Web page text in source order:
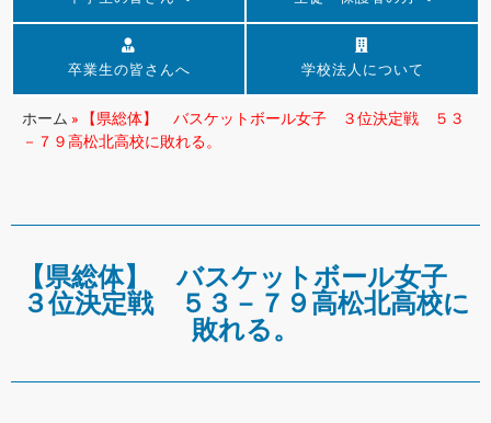
卒業生の皆さんへ 学校法人について
ホーム »
【県総体】 バスケットボール女子 ３位決定戦 ５３
－７９高松北高校に敗れる。
【県総体】 バスケットボール女子
３位決定戦 ５３－７９高松北高校に
敗れる。